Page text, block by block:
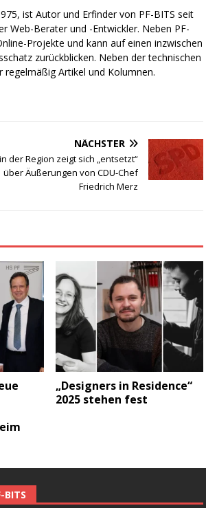
ist Autor und Erfinder von PF-BITS seit
Web-Berater und -Entwickler. Neben PF-
Projekte und kann auf einen inzwischen
zurückblicken. Neben der technischen
regelmäßig Artikel und Kolumnen.
NÄCHSTER
der Region zeigt sich „entsetzt“
über Äußerungen von CDU-Chef
Friedrich Merz
„Designers in Residence“
2025 stehen fest
BITS